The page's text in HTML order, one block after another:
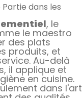
dans les
, le
le maestro
des plats
produits, et
Au-delà
il applique et
en cuisine.
dans l'art